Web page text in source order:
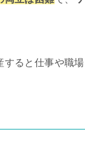
すると仕事や職場